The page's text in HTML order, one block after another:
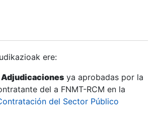
ere:
Adjudicaciones ya aprobadas por la
del a FNMT-RCM en la
del Sector Público